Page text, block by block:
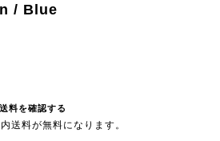
/ Blue
送料を確認する
送料が無料になります。